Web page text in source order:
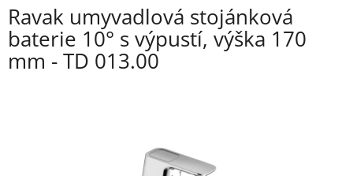
Ravak umyvadlová stojánková
baterie 10° s výpustí, výška 170
mm - TD 013.00